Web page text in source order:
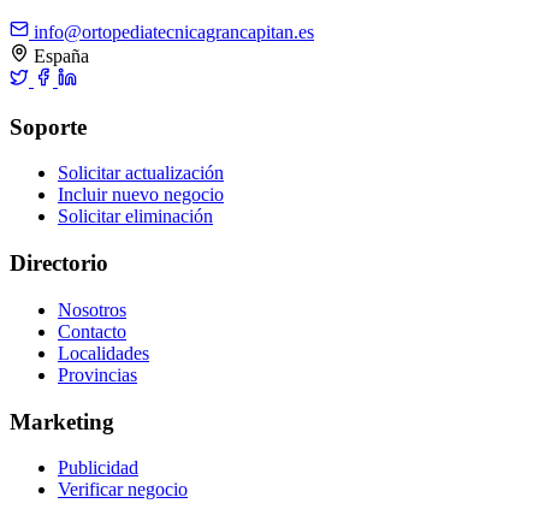
info@ortopediatecnicagrancapitan.es
España
Soporte
Solicitar actualización
Incluir nuevo negocio
Solicitar eliminación
Directorio
Nosotros
Contacto
Localidades
Provincias
Marketing
Publicidad
Verificar negocio